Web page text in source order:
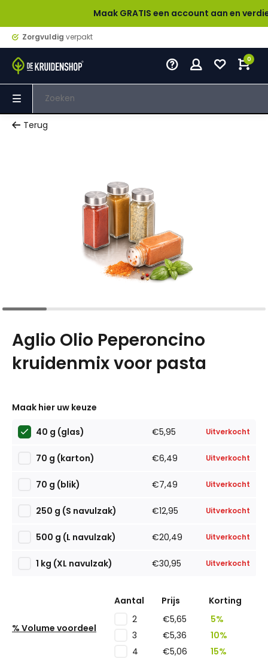
Maak GRATIS een account aan en verdien
Zorgvuldig verpakt
0
Terug
Aglio Olio Peperoncino
kruidenmix voor pasta
Maak hier uw keuze
40 g (glas) €5,95 Uitverkocht
70 g (karton) €6,49 Uitverkocht
70 g (blik) €7,49 Uitverkocht
250 g (S navulzak) €12,95 Uitverkocht
500 g (L navulzak) €20,49 Uitverkocht
1 kg (XL navulzak) €30,95 Uitverkocht
% Volume voordeel
Aantal Prijs
Korting
2
€5,65
5%
3
€5,36
10%
4
€5,06 15%